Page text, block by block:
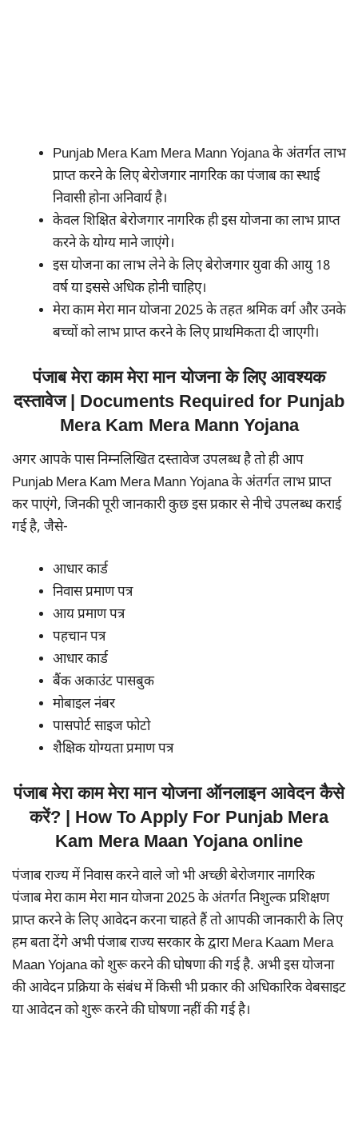
Punjab Mera Kam Mera Mann Yojana के अंतर्गत लाभ
प्राप्त करने के लिए बेरोजगार नागरिक का पंजाब का स्थाई
निवासी होना अनिवार्य है।
केवल शिक्षित बेरोजगार नागरिक ही इस योजना का लाभ प्राप्त
करने के योग्य माने जाएंगे।
इस योजना का लाभ लेने के लिए बेरोजगार युवा की आयु 18
वर्ष या इससे अधिक होनी चाहिए।
मेरा काम मेरा मान योजना 2025 के तहत श्रमिक वर्ग और उनके
बच्चों को लाभ प्राप्त करने के लिए प्राथमिकता दी जाएगी।
पंजाब मेरा काम मेरा मान योजना के लिए आवश्यक
दस्तावेज | Documents Required for Punjab
Mera Kam Mera Mann Yojana
अगर आपके पास निम्नलिखित दस्तावेज उपलब्ध है तो ही आप
Punjab Mera Kam Mera Mann Yojana के अंतर्गत लाभ प्राप्त
कर पाएंगे, जिनकी पूरी जानकारी कुछ इस प्रकार से नीचे उपलब्ध कराई
गई है, जैसे-
आधार कार्ड
निवास प्रमाण पत्र
आय प्रमाण पत्र
पहचान पत्र
आधार कार्ड
बैंक अकाउंट पासबुक
मोबाइल नंबर
पासपोर्ट साइज फोटो
शैक्षिक योग्यता प्रमाण पत्र
पंजाब मेरा काम मेरा मान योजना ऑनलाइन आवेदन कैसे
करें? | How To Apply For Punjab Mera
Kam Mera Maan Yojana online
पंजाब राज्य में निवास करने वाले जो भी अच्छी बेरोजगार नागरिक
पंजाब मेरा काम मेरा मान योजना 2025 के अंतर्गत निशुल्क प्रशिक्षण
प्राप्त करने के लिए आवेदन करना चाहते हैं तो आपकी जानकारी के लिए
हम बता देंगे अभी पंजाब राज्य सरकार के द्वारा Mera Kaam Mera
Maan Yojana को शुरू करने की घोषणा की गई है. अभी इस योजना
की आवेदन प्रक्रिया के संबंध में किसी भी प्रकार की अधिकारिक वेबसाइट
या आवेदन को शुरू करने की घोषणा नहीं की गई है।